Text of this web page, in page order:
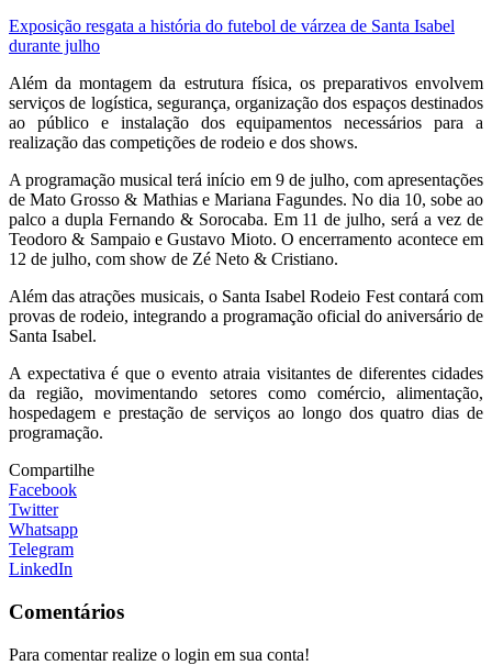
Exposição resgata a história do futebol de várzea de Santa Isabel
durante julho
Além da montagem da estrutura física, os preparativos envolvem
serviços de logística, segurança, organização dos espaços destinados
ao público e instalação dos equipamentos necessários para a
realização das competições de rodeio e dos shows.
A programação musical terá início em 9 de julho, com apresentações
de Mato Grosso & Mathias e Mariana Fagundes. No dia 10, sobe ao
palco a dupla Fernando & Sorocaba. Em 11 de julho, será a vez de
Teodoro & Sampaio e Gustavo Mioto. O encerramento acontece em
12 de julho, com show de Zé Neto & Cristiano.
Além das atrações musicais, o Santa Isabel Rodeio Fest contará com
provas de rodeio, integrando a programação oficial do aniversário de
Santa Isabel.
A expectativa é que o evento atraia visitantes de diferentes cidades
da região, movimentando setores como comércio, alimentação,
hospedagem e prestação de serviços ao longo dos quatro dias de
programação.
Compartilhe
Facebook
Twitter
Whatsapp
Telegram
LinkedIn
Comentários
Para comentar realize o login em sua conta!